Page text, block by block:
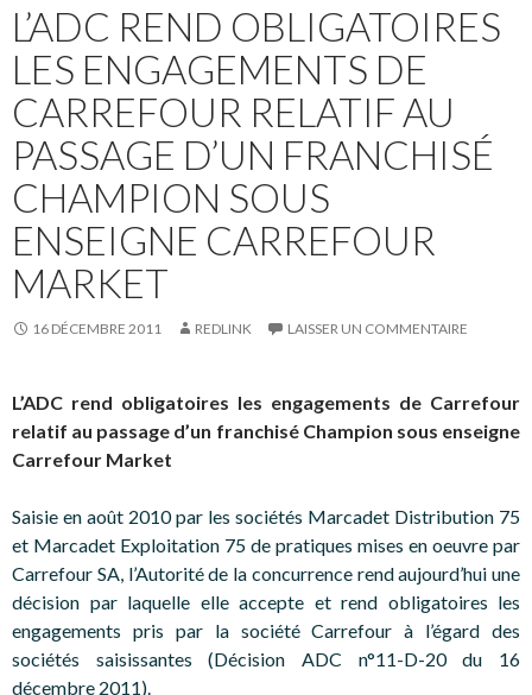
L’ADC REND OBLIGATOIRES
LES ENGAGEMENTS DE
CARREFOUR RELATIF AU
PASSAGE D’UN FRANCHISÉ
CHAMPION SOUS
ENSEIGNE CARREFOUR
MARKET
16 DÉCEMBRE 2011 REDLINK LAISSER UN COMMENTAIRE
L’ADC rend obligatoires les engagements de Carrefour
relatif au passage d’un franchisé Champion sous enseigne
Carrefour Market
Saisie en août 2010 par les sociétés Marcadet Distribution 75
et Marcadet Exploitation 75 de pratiques mises en oeuvre par
Carrefour SA, l’Autorité de la concurrence rend aujourd’hui une
décision par laquelle elle accepte et rend obligatoires les
engagements pris par la société Carrefour à l’égard des
sociétés saisissantes (Décision ADC n°11-D-20 du 16
décembre 2011).